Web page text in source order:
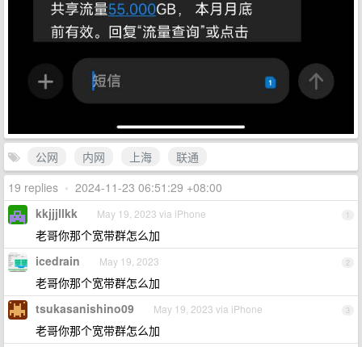
公网 内网 上海
联通
19 replies • 2024-11-23 06:51:29 +08:00
1
kkjjjllkk May 19, 2023 via iPhone
老哥你那个宽带群怎么加
2
icedrain May 19, 2023
老哥你那个宽带群怎么加
3
tsukasanishino09 May 19, 2023 via iPhone
老哥你那个宽带群怎么加